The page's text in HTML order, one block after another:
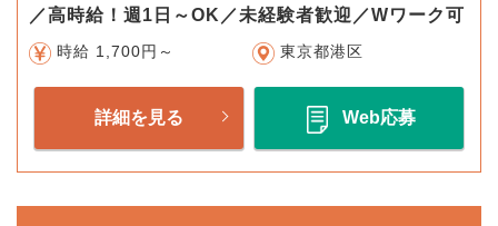
／高時給！週1日～OK／未経験者歓迎／Wワーク可
時給 1,700円～ 東京都港区
詳細を見る Web応募